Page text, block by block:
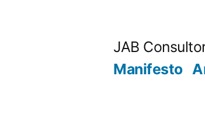
JAB
Manifesto